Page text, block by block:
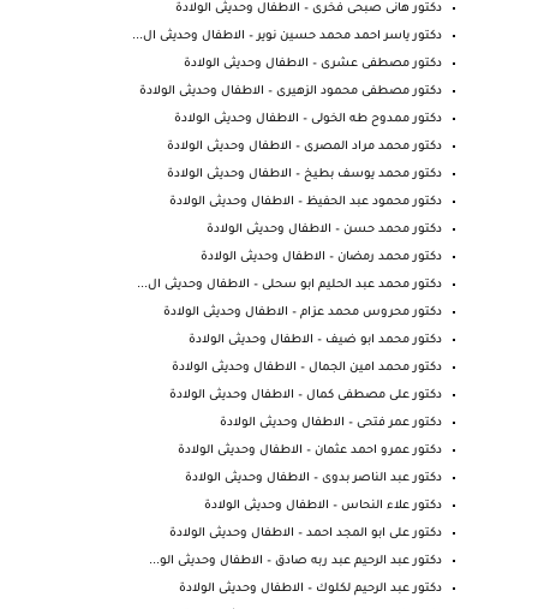
دكتور هانى صبحى فخرى – الاطفال وحديثى الولادة
دكتور ياسر احمد محمد حسين نوير – الاطفال وحديثى ال...
دكتور مصطفى عشرى – الاطفال وحديثى الولادة
دكتور مصطفى محمود الزهيرى – الاطفال وحديثى الولادة
دكتور ممدوح طه الخولى – الاطفال وحديثى الولادة
دكتور محمد مراد المصرى – الاطفال وحديثى الولادة
دكتور محمد يوسف بطيخ – الاطفال وحديثى الولادة
دكتور محمود عبد الحفيظ – الاطفال وحديثى الولادة
دكتور محمد حسن – الاطفال وحديثى الولادة
دكتور محمد رمضان – الاطفال وحديثى الولادة
دكتور محمد عبد الحليم ابو سحلى – الاطفال وحديثى ال...
دكتور محروس محمد عزام – الاطفال وحديثى الولادة
دكتور محمد ابو ضيف – الاطفال وحديثى الولادة
دكتور محمد امين الجمال – الاطفال وحديثى الولادة
دكتور على مصطفى كمال – الاطفال وحديثى الولادة
دكتور عمر فتحى – الاطفال وحديثى الولادة
دكتور عمرو احمد عثمان – الاطفال وحديثى الولادة
دكتور عبد الناصر بدوى – الاطفال وحديثى الولادة
دكتور علاء النحاس – الاطفال وحديثى الولادة
دكتور على ابو المجد احمد – الاطفال وحديثى الولادة
دكتور عبد الرحيم عبد ربه صادق – الاطفال وحديثى الو...
دكتور عبد الرحيم لكلوك – الاطفال وحديثى الولادة